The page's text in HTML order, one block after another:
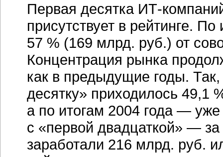
Первая десятка ИТ-
присутствует в рейтинге.
57 % (169 млрд. руб.) от
Концентрация рынка
как в предыдущие годы.
десятку» приходилось 49,1
а по итогам 2004 года —
с «первой двадцаткой» —
заработали 216 млрд. руб.